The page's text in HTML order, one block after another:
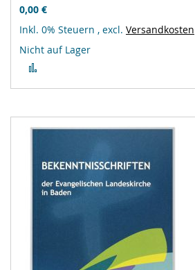
0,00 €
Inkl. 0% Steuern , excl. Versandkosten
Nicht auf Lager
hinzufügen